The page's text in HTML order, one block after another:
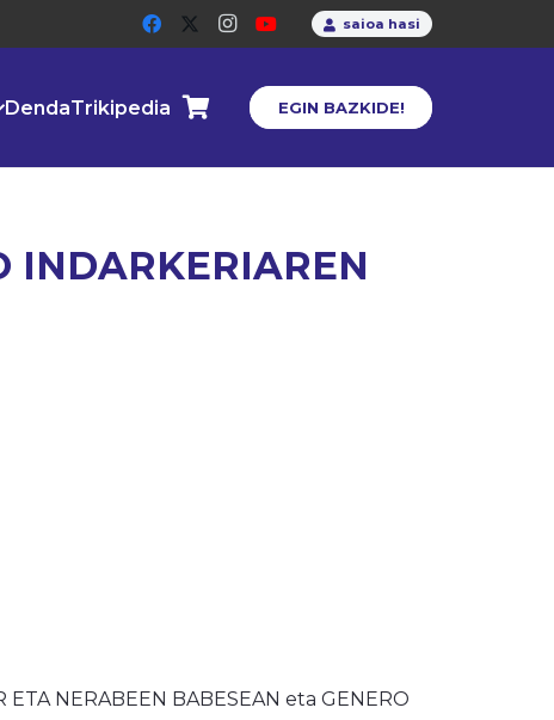
saioa hasi
DendaTrikipedia EGIN BAZKIDE!
INDARKERIAREN
NERABEEN BABESEAN eta GENERO